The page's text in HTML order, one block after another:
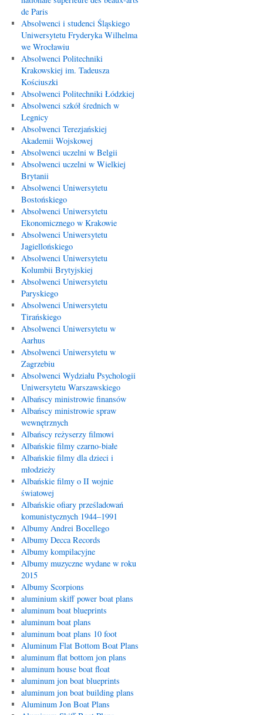
de Paris
Absolwenci i studenci Śląskiego
Uniwersytetu Fryderyka Wilhelma
we Wrocławiu
Absolwenci Politechniki
Krakowskiej im. Tadeusza
Kościuszki
Absolwenci Politechniki Łódzkiej
Absolwenci szkół średnich w
Legnicy
Absolwenci Terezjańskiej
Akademii Wojskowej
Absolwenci uczelni w Belgii
Absolwenci uczelni w Wielkiej
Brytanii
Absolwenci Uniwersytetu
Bostońskiego
Absolwenci Uniwersytetu
Ekonomicznego w Krakowie
Absolwenci Uniwersytetu
Jagiellońskiego
Absolwenci Uniwersytetu
Kolumbii Brytyjskiej
Absolwenci Uniwersytetu
Paryskiego
Absolwenci Uniwersytetu
Tirańskiego
Absolwenci Uniwersytetu w
Aarhus
Absolwenci Uniwersytetu w
Zagrzebiu
Absolwenci Wydziału Psychologii
Uniwersytetu Warszawskiego
Albańscy ministrowie finansów
Albańscy ministrowie spraw
wewnętrznych
Albańscy reżyserzy filmowi
Albańskie filmy czarno-białe
Albańskie filmy dla dzieci i
młodzieży
Albańskie filmy o II wojnie
światowej
Albańskie ofiary prześladowań
komunistycznych 1944–1991
Albumy Andrei Bocellego
Albumy Decca Records
Albumy kompilacyjne
Albumy muzyczne wydane w roku
2015
Albumy Scorpions
aluminium skiff power boat plans
aluminum boat blueprints
aluminum boat plans
aluminum boat plans 10 foot
Aluminum Flat Bottom Boat Plans
aluminum flat bottom jon plans
aluminum house boat float
aluminum jon boat blueprints
aluminum jon boat building plans
Aluminum Jon Boat Plans